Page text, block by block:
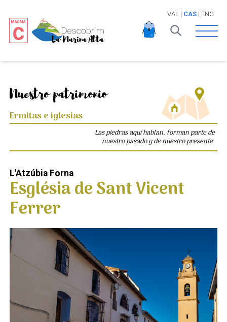
VAL | CAS| ENG
Open
Nuestro patrimonio
Ermitas e iglesias
Las piedras aquí hablan, forman parte de
nuestro pasado y de nuestro presente.
L'Atzúbia Forna
Església de Sant Vicent
Ferrer